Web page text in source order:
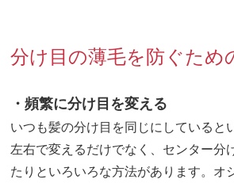
分け目の薄毛を防ぐため
・頻繁に分け目を変える
いつも髪の分け目を同じにしていると
左右で変えるだけでなく、センター分
たりといろいろな方法があります。オ